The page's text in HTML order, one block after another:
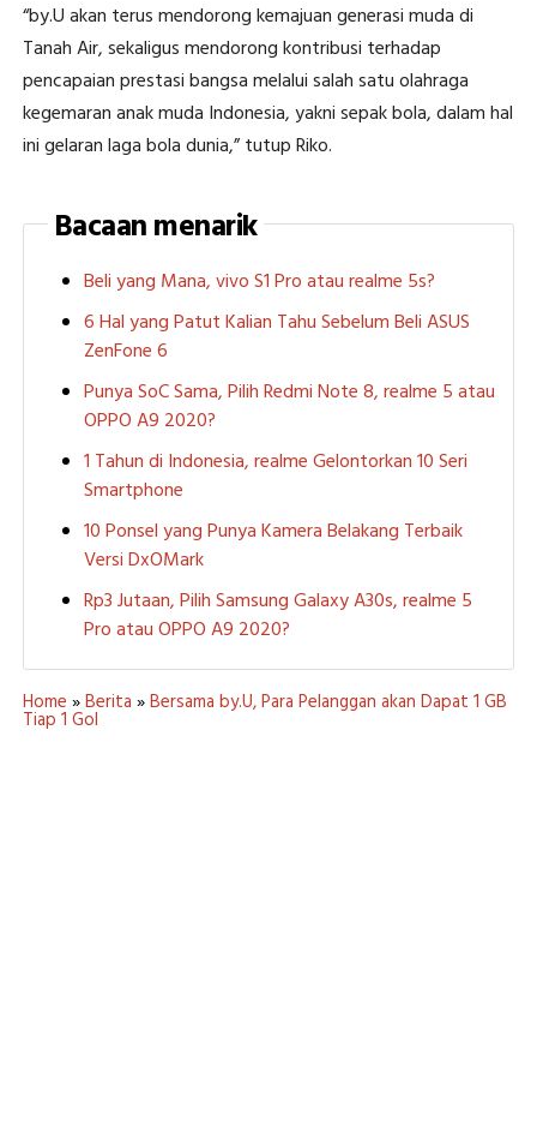
“by.U akan terus mendorong kemajuan generasi muda di
Tanah Air, sekaligus mendorong kontribusi terhadap
pencapaian prestasi bangsa melalui salah satu olahraga
kegemaran anak muda Indonesia, yakni sepak bola, dalam hal
ini gelaran laga bola dunia,” tutup Riko.
Bacaan menarik
Beli yang Mana, vivo S1 Pro atau realme 5s?
6 Hal yang Patut Kalian Tahu Sebelum Beli ASUS
ZenFone 6
Punya SoC Sama, Pilih Redmi Note 8, realme 5 atau
OPPO A9 2020?
1 Tahun di Indonesia, realme Gelontorkan 10 Seri
Smartphone
10 Ponsel yang Punya Kamera Belakang Terbaik
Versi DxOMark
Rp3 Jutaan, Pilih Samsung Galaxy A30s, realme 5
Pro atau OPPO A9 2020?
Home »Berita »Bersama by.U, Para Pelanggan akan Dapat 1 GB
Tiap 1 Gol